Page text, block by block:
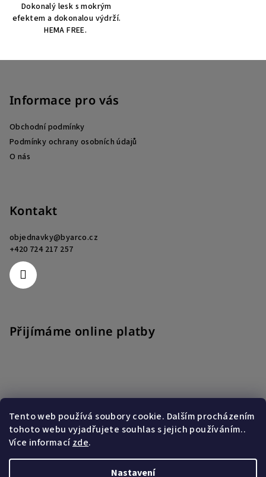
Tento web používá soubory cookie. Dalším procházením
tohoto webu vyjadřujete souhlas s jejich používáním..
Více informacízde.
Nastavení
Dokonalý lesk s mokrým
efektem a dokonalou výdrží.
HEMA FREE.
Informace pro vás
Obchodní podmínky
Podmínky ochrany osobních údajů
O nás
Kontakt
objednavky@byarco.cz
+420 724 217 257
Přijímáme online platby
Nákupní košík
0ks /0 Kč